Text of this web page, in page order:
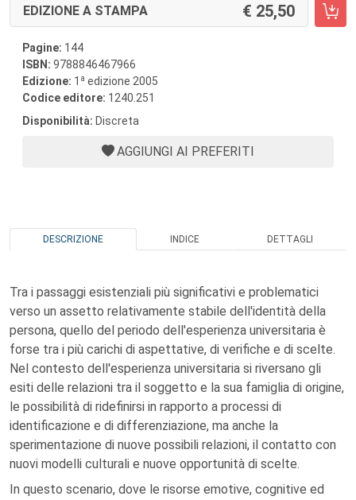
EDIZIONE A STAMPA 25,50
Pagine: 144
ISBN: 9788846467966
Edizione: 1 a edizione 2005
Codice editore: 1240.251
Disponibilità: Discreta
AGGIUNGI AI PREFERITI
DESCRIZIONE INDICE DETTAGLI
Tra i passaggi esistenziali più significativi e problematici
verso un assetto relativamente stabile dell'identità della
persona, quello del periodo dell'esperienza universitaria è
forse tra i più carichi di aspettative, di verifiche e di scelte.
Nel contesto dell'esperienza universitaria si riversano gli
esiti delle relazioni tra il soggetto e la sua famiglia di origine,
le possibilità di ridefinirsi in rapporto a processi di
identificazione e di differenziazione, ma anche la
sperimentazione di nuove possibili relazioni, il contatto con
nuovi modelli culturali e nuove opportunità di scelte.
In questo scenario, dove le risorse emotive, cognitive ed